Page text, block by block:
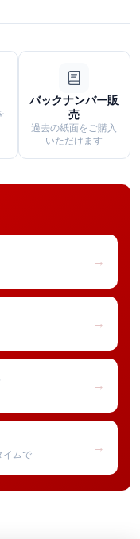
バックナンバー販
売
過去の紙面をご購入
いただけます
→
→
→
イムで
→